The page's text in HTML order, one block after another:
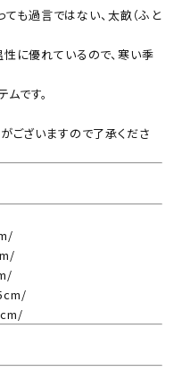
も過言ではない、太畝（ふと
に優れているので、寒い季
です。
ございますので了承くださ